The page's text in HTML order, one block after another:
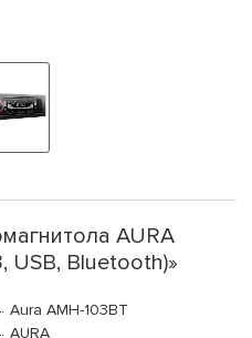
AURA
USB, Bluetooth)»
Aura AMH-103BT
AURA